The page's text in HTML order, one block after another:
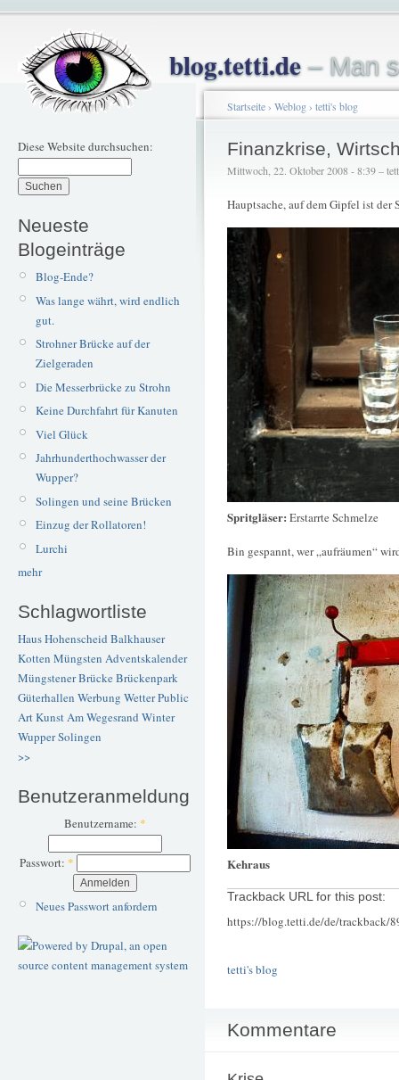
blog.tetti.de– Man
Diese Website durchsuchen:
Neueste
Blogeinträge
Blog-Ende?
Was lange währt, wird endlich
gut.
Strohner Brücke auf der
Zielgeraden
Die Messerbrücke zu Strohn
Keine Durchfahrt für Kanuten
Viel Glück
Jahrhunderthochwasser der
Wupper?
Solingen und seine Brücken
Einzug der Rollatoren!
Lurchi
mehr
Schlagwortliste
Haus Hohenscheid Balkhauser
Kotten Müngsten Adventskalender
Müngstener BrückeBrückenpark
Güterhallen Werbung WetterPublic
ArtKunstAm Wegesrand Winter
WupperSolingen
>>
Benutzeranmeldung
Benutzername: *
Passwort: *
Neues Passwort anfordern
Startseite› Weblog› tetti's blog
Finanzkrise,
Mittwoch, 22. Oktober 2008 - 8:39 –
Hauptsache, auf dem Gipfel ist
Spritgläser: Erstarrte Schmelze
Bin gespannt, wer „aufräumen“
Kehraus
Trackback URL for this post:
https://blog.tetti.de/de/trackback/
tetti's blog
Kommentare